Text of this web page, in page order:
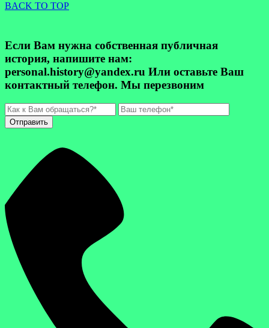
BACK TO TOP
Если Вам нужна собственная публичная
история, напишите нам:
personal.history@yandex.ru Или оставьте Ваш
контактный телефон. Мы перезвоним
Отправить